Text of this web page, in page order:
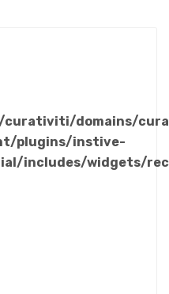
curativiti/domains/
plugins/instive-
includes/widgets/